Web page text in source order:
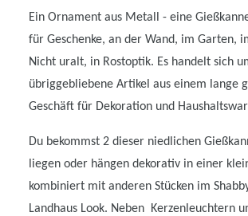
Ein Ornament aus Metall - eine
für Geschenke, an der Wand, im Garten,
Nicht uralt, in Rostoptik. Es handelt sich
übriggebliebene Artikel aus einem lange
Geschäft für Dekoration und
Du bekommst 2 dieser niedlichen
liegen oder hängen dekorativ in einer
kombiniert mit anderen Stücken im
Landhaus Look. Neben Kerzenleuchtern